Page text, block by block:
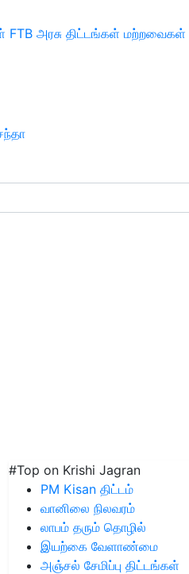
FTB அரசு திட்டங்கள் மற்றவைகள்
#Top on Krishi Jagran
PM Kisan திட்டம்
வானிலை நிலவரம்
லாபம் தரும் தொழில்
இயற்கை வேளாண்மை
அஞ்சல் சேமிப்பு திட்டங்கள்